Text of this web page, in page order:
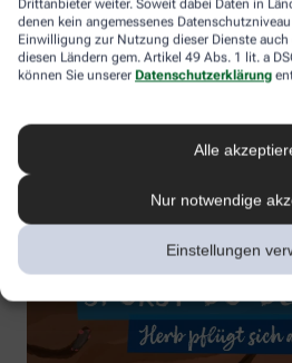
Drittanbieter weiter. Soweit dabei Daten in
denen kein angemessenes
Einwilligung zur Nutzung dieser Dienste auch
diesen Ländern gem. Artikel 49 Abs. 1 lit. a
können Sie unserer Datenschutzerklärung
Alle
Nur notwendige
Einstellungen